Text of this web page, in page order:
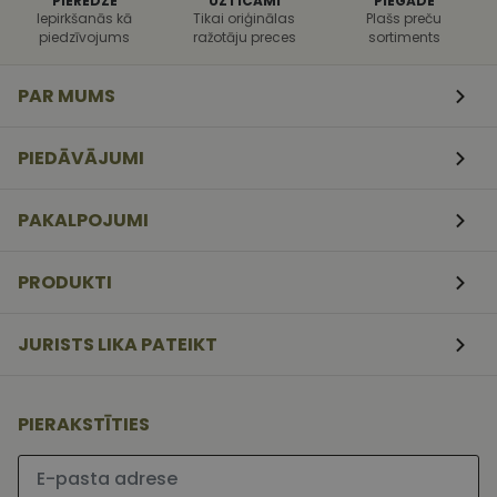
Iepirkšanās kā
piedzīvojums
Tikai oriģinālas
ražotāju preces
Plašs preču
sortiments
PAR MUMS
PIEDĀVĀJUMI
PAKALPOJUMI
PRODUKTI
JURISTS LIKA PATEIKT
PIERAKSTĪTIES
Lūdzu ievadiet e-pasta adresi
tīmekļa
veidlapām.
Script.com
sīkfailu
lai Cookie-
darbotos